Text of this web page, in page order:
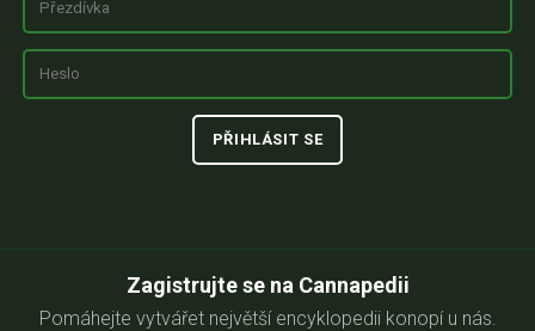
Zagistrujte se na Cannapedii
Pomáhejte vytvářet největší encyklopedii konopí u nás.